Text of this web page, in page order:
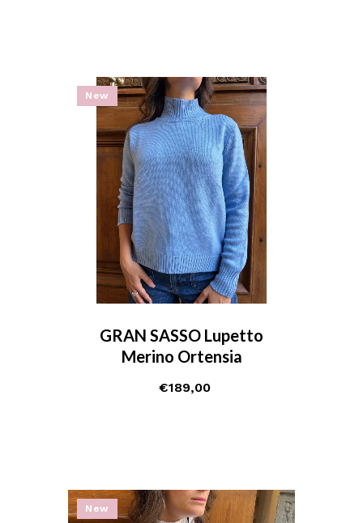
New
GRAN SASSO Lupetto
Merino Ortensia
€189,00
New